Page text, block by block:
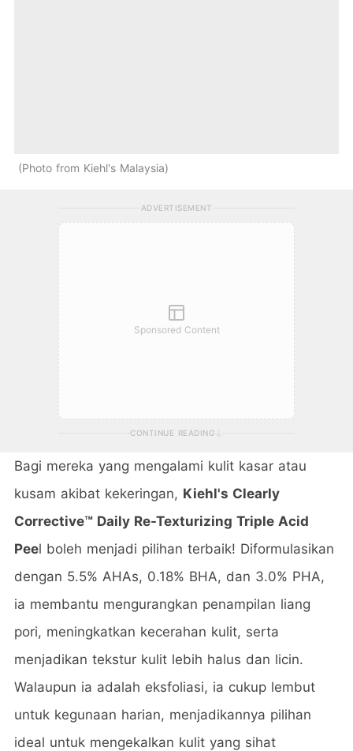
Photo from Kiehl's Malaysia
ADVERTISEMENT
Sponsored Content
CONTINUE READING
Bagi mereka yang mengalami kulit kasar atau
kusam akibat kekeringan, Kiehl's Clearly
Corrective™ Daily Re-Texturizing Triple Acid
Peel boleh menjadi pilihan terbaik! Diformulasikan
dengan 5.5% AHAs, 0.18% BHA, dan 3.0% PHA,
ia membantu mengurangkan penampilan liang
pori, meningkatkan kecerahan kulit, serta
menjadikan tekstur kulit lebih halus dan licin.
Walaupun ia adalah eksfoliasi, ia cukup lembut
untuk kegunaan harian, menjadikannya pilihan
ideal untuk mengekalkan kulit yang sihat